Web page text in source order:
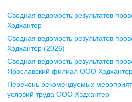
Воронеж
ул. Комиссаржевской, д. 10,
офис 1212
+7 473 280-05-05
pr@vrn.hh.ru
Сводная ведомость результатов
Хэдхантер
Сводная ведомость результатов
Хэдхантер (2026)
Сводная ведомость результатов
Ярославский филиал ООО Хэдхантер
Перечень рекомендуемых
условий труда ООО Хэдхантер